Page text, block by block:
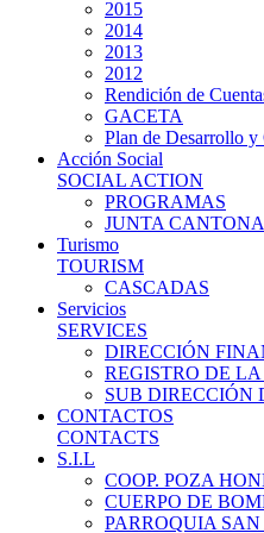
2015
2014
2013
2012
Rendición de
GACETA
Plan de Desarrollo
Acción Social
SOCIAL ACTION
PROGRAMAS
JUNTA
Turismo
TOURISM
CASCADAS
Servicios
SERVICES
DIRECCIÓN
REGISTRO DE
SUB DIRECCIÓN
CONTACTOS
CONTACTS
S.I.L
COOP. POZA
CUERPO DE
PARROQUIA SAN